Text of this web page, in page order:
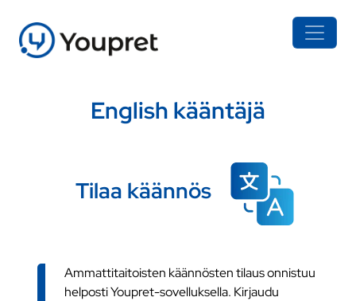
English kääntäjä
Tilaa käännös
Ammattitaitoisten käännösten tilaus onnistuu
helposti Youpret-sovelluksella. Kirjaudu